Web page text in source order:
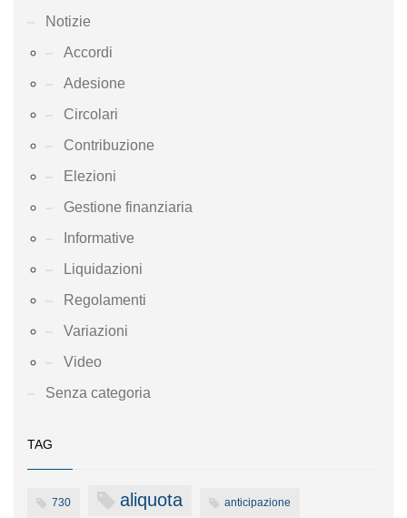
Notizie
Accordi
Adesione
Circolari
Contribuzione
Elezioni
Gestione finanziaria
Informative
Liquidazioni
Regolamenti
Variazioni
Video
Senza categoria
TAG
730 aliquota anticipazione